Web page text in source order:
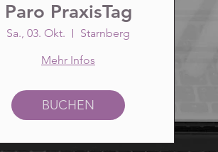
Paro PraxisTag
Sa., 03. Okt.
Starnberg
Mehr Infos
BUCHEN